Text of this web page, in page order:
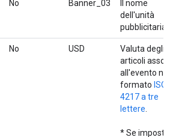
No Banner_03
Il nome
dell'unità
pubblicitaria.
No USD
Valuta degli
articoli
all'evento nel
formato ISO
4217 a tre
lettere
* Se imposti